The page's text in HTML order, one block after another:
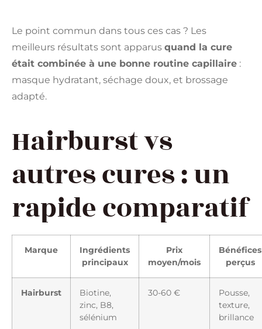
Le point commun dans tous ces cas ? Les
meilleurs résultats sont apparus quand la cure
était combinée à une bonne routine capillaire :
masque hydratant, séchage doux, et brossage
adapté.
Hairburst vs
autres cures : un
rapide comparatif
Marque
Ingrédients
principaux
Prix
moyen/mois
Bénéfices
perçus
Hairburst
Biotine,
zinc, B8,
sélénium
30-60 €
Pousse,
texture,
brillance